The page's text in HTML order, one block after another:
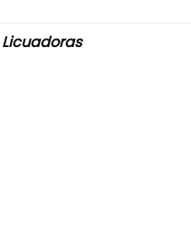
Licuadoras